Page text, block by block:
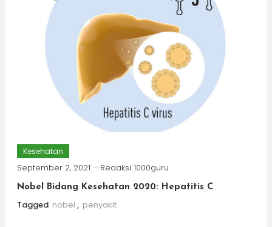
Kesehatan
September 2, 2021 Redaksi 1000guru
Nobel Bidang Kesehatan 2020: Hepatitis C
Tagged nobel , penyakit